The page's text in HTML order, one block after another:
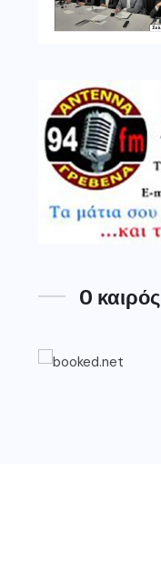
O καιρός